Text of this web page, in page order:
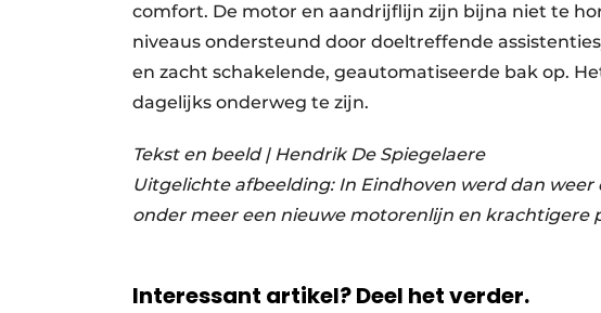
comfort. De motor en aandrijflijn zijn bijna niet te
niveaus ondersteund door doeltreffende
en zacht schakelende, geautomatiseerde bak op.
dagelijks onderweg te zijn.
Tekst en beeld | Hendrik De Spiegelaere
Uitgelichte afbeelding: In Eindhoven werd dan
onder meer een nieuwe motorenlijn en krachtigere
Interessant artikel? Deel het verder.